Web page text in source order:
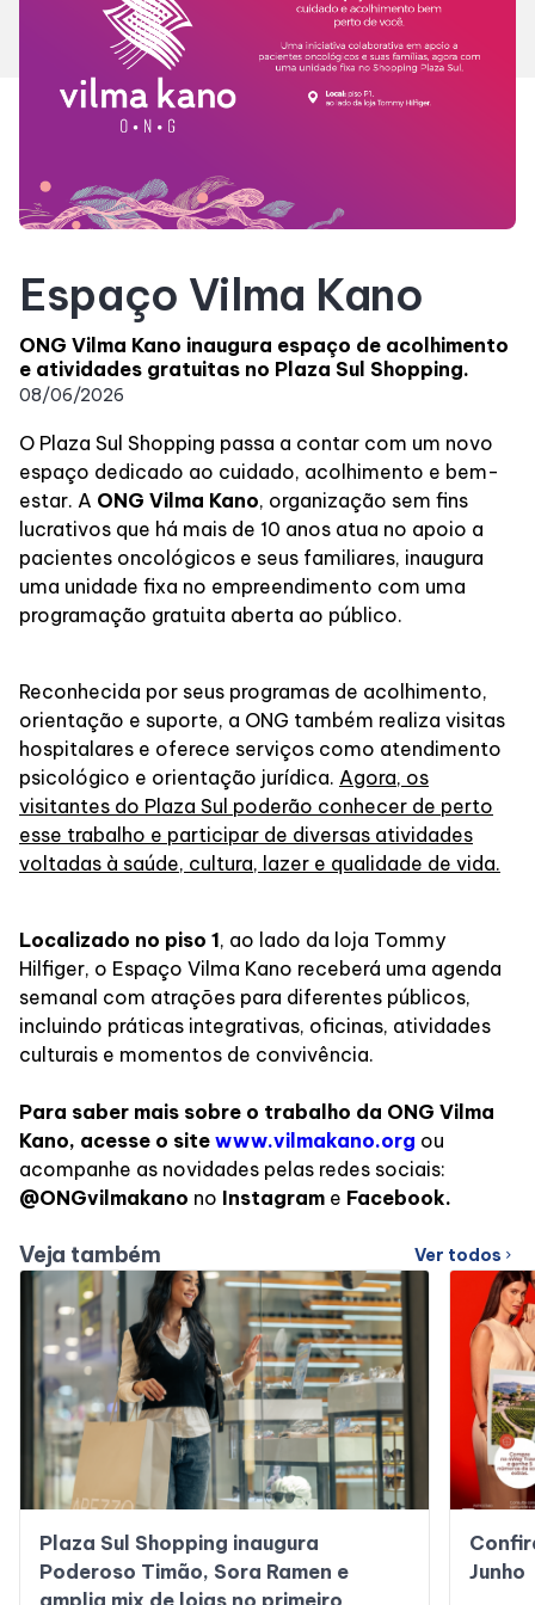
Entretenimento
Fique por Dentro
Lojas e Restaurantes
Alimentação
Delivery de Alimentação
Espaço Vilma Kano
ONG Vilma Kano inaugura espaço de acolhimento
e atividades gratuitas no Plaza Sul Shopping.
08/06/2026
O Plaza Sul Shopping passa a contar com um novo
espaço dedicado ao cuidado, acolhimento e bem-
estar. A ONG Vilma Kano, organização sem fins
lucrativos que há mais de 10 anos atua no apoio a
pacientes oncológicos e seus familiares, inaugura
uma unidade fixa no empreendimento com uma
programação gratuita aberta ao público.
Reconhecida por seus programas de acolhimento,
orientação e suporte, a ONG também realiza visitas
hospitalares e oferece serviços como atendimento
psicológico e orientação jurídica. Agora, os
visitantes do Plaza Sul poderão conhecer de perto
esse trabalho e participar de diversas atividades
voltadas à saúde, cultura, lazer e qualidade de vida.
Localizado no piso 1, ao lado da loja Tommy
Hilfiger, o Espaço Vilma Kano receberá uma agenda
semanal com atrações para diferentes públicos,
incluindo práticas integrativas, oficinas, atividades
culturais e momentos de convivência.
Para saber mais sobre o trabalho da ONG Vilma
Kano, acesse o site www.vilmakano.org ou
acompanhe as novidades pelas redes sociais:
@ONGvilmakano no Instagram e Facebook.
Veja também Ver todos chevron_right
Plaza Sul Shopping inaugura
Poderoso Timão, Sora Ramen e
Junho